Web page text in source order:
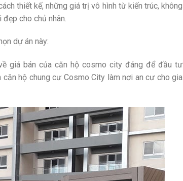
thiết kế, những giá trị vô hình từ kiến trúc, không
cho chủ nhân.
dự án này:
giá bán của căn hộ cosmo city đáng để đầu tư
hộ chung cư Cosmo City làm nơi an cư cho gia